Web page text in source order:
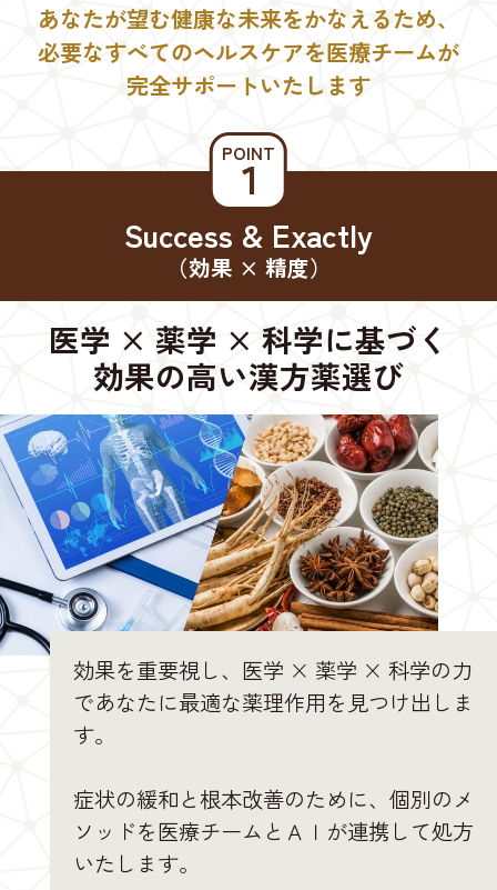
あなたが望む健康な未来をかなえるため、
必要なすべてのヘルスケアを医療チームが
完全サポートいたします
POINT
１
Success & Exactly
（効果 × 精度）
医学 × 薬学 × 科学に基づく
効果の高い漢方薬選び
効果を重要視し、医学 × 薬学 × 科学の力
であなたに最適な薬理作用を見つけ出しま
す。
症状の緩和と根本改善のために、個別のメ
ソッドを医療チームとＡＩが連携して処方
いたします。